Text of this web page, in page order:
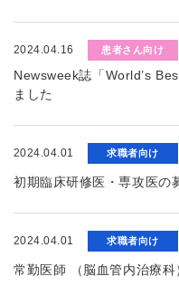
2024.04.16 患者さん向け
Newsweek誌「World’s
ました
2024.04.01 求職者向け
初期臨床研修医・専攻医の
2024.04.01 求職者向け
常勤医師 （脳血管内治療科